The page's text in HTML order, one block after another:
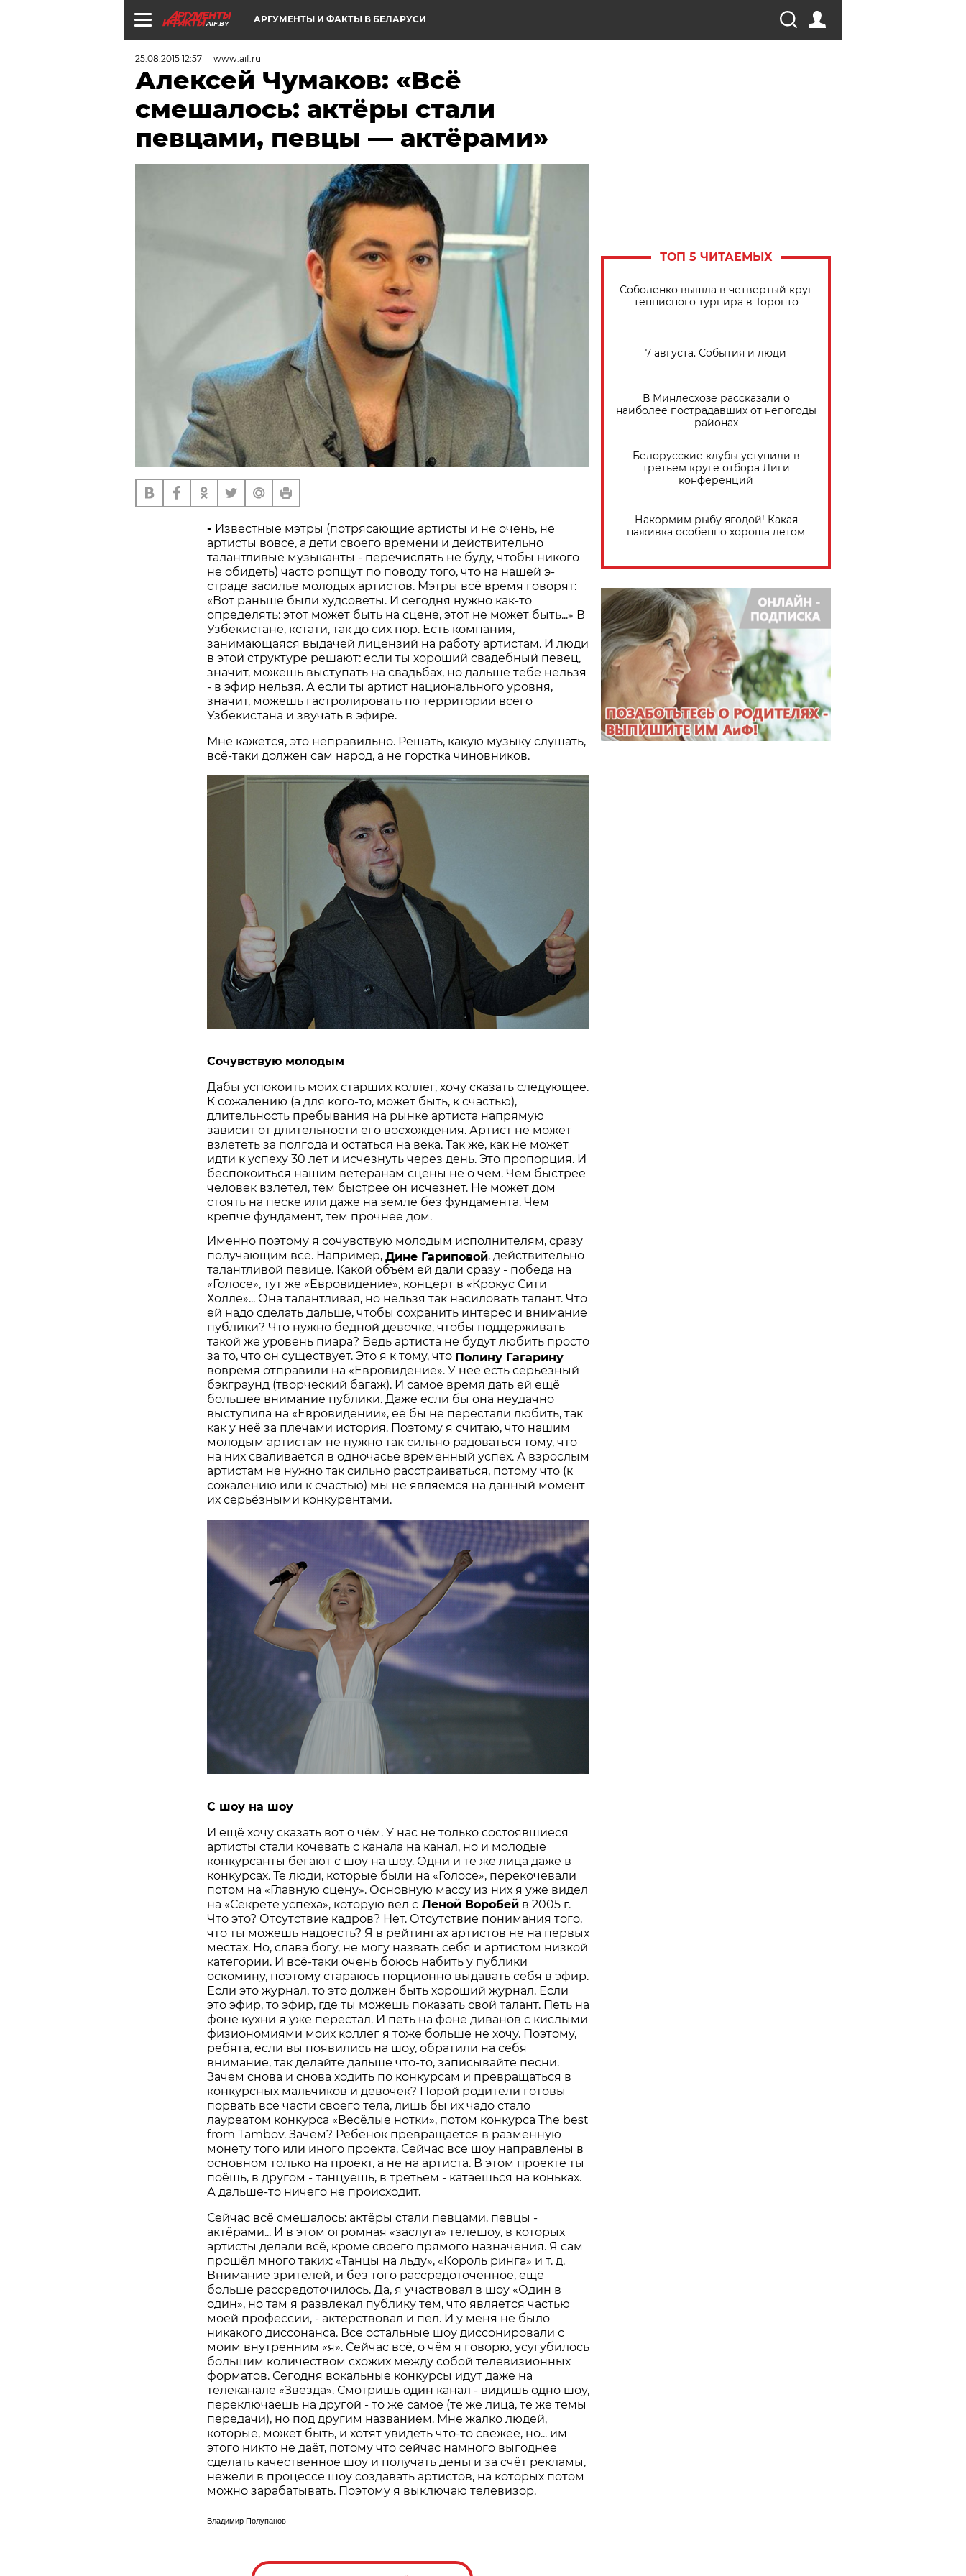
AIF.BY АРГУМЕНТЫ И ФАКТЫ В БЕЛАРУСИ
25.08.2015 12:57 www.aif.ru
Алексей Чумаков: «Всё
смешалось: актёры стали
певцами, певцы — актёрами»
- Известные мэтры (потрясающие артисты и не очень, не
артисты вовсе, а дети своего времени и действительно
талантливые музыканты - перечислять не буду, чтобы никого
не обидеть) часто ропщут по поводу того, что на нашей э­
страде засилье молодых артистов. Мэтры всё время говорят:
«Вот раньше были худсоветы. И сегодня нужно как-то
определять: этот может быть на сцене, этот не может быть...» В
Узбекистане, кстати, так до сих пор. Есть компания,
занимающаяся выдачей лицензий на работу артистам. И люди
в этой структуре решают: если ты хороший свадебный певец,
значит, можешь выступать на свадьбах, но дальше тебе нельзя
- в эфир нельзя. А если ты артист национального уровня,
значит, можешь гастролировать по территории всего
Узбекистана и звучать в эфире.
Мне кажется, это неправильно. Решать, какую музыку слушать,
всё-таки должен сам народ, а не горстка чиновников.
Сочувствую молодым
Дабы успокоить моих старших коллег, хочу сказать следующее.
К сожалению (а для кого-то, может быть, к счастью),
длительность пребывания на рынке артиста напрямую
зависит от длительности его восхождения. Артист не может
взлететь за полгода и остаться на века. Так же, как не может
идти к успеху 30 лет и исчезнуть через день. Это пропорция. И
беспокоиться нашим ветеранам сцены не о чем. Чем быстрее
человек взлетел, тем быстрее он исчезнет. Не может дом
стоять на песке или даже на земле без фундамента. Чем
крепче фундамент, тем проч­нее дом.
Именно поэтому я сочувствую молодым исполнителям, сразу
получающим всё. Например, Дине Гариповой, действительно
талантливой певице. Какой объём ей дали сразу - победа на
«Голосе», тут же «Евровидение», концерт в «Крокус Сити
Холле»... Она талантливая, но нельзя так насиловать талант. Что
ей надо сделать дальше, чтобы сохранить интерес и внимание
публики? Что нужно бедной девочке, чтобы поддерживать
такой же уровень пиара? Ведь артиста не будут любить просто
за то, что он существует. Это я к тому, что Полину Гагарину
вовремя отправили на «Евровидение». У неё есть серьёзный
бэкграунд (творческий багаж). И самое время дать ей ещё
большее внимание публики. Даже если бы она неудачно
выступила на «Евровидении», её бы не перестали любить, так
как у неё за плечами история. Поэтому я считаю, что нашим
молодым артистам не нужно так сильно радоваться тому, что
на них сваливается в одночасье временный успех. А взрослым
артистам не нужно так сильно расстраиваться, потому что (к
сожалению или к счастью) мы не являемся на данный момент
их серьёзными конкурентами.
С шоу на шоу
И ещё хочу сказать вот о чём. У нас не только состоявшиеся
артисты стали кочевать с канала на канал, но и молодые
конкурсанты бегают с шоу на шоу. Одни и те же лица даже в
конкурсах. Те люди, которые были на «Голосе», перекочевали
потом на «Главную сцену». Основную массу из них я уже видел
на «Секрете успеха», которую вёл с Леной Воробей в 2005 г.
Что это? Отсутствие кадров? Нет. Отсутствие понимания того,
что ты можешь надоесть? Я в рейтингах артистов не на первых
местах. Но, слава богу, не могу назвать себя и артистом низкой
категории. И всё-таки очень боюсь набить у публики
оскомину, поэтому стараюсь порционно выдавать себя в эфир.
Если это журнал, то это должен быть хороший журнал. Если
это эфир, то эфир, где ты можешь показать свой талант. Петь на
фоне кухни я уже перестал. И петь на фоне диванов с кислыми
физиономиями моих коллег я тоже больше не хочу. Поэтому,
ребята, если вы появились на шоу, обратили на себя
внимание, так делайте дальше что-то, записывайте песни.
Зачем снова и снова ходить по конкурсам и превращаться в
конкурсных мальчиков и девочек? Порой родители готовы
порвать все части своего тела, лишь бы их чадо стало
лауреатом конкурса «Весёлые нотки», потом конкурса The best
from Tambov. Зачем? Ребёнок превращается в разменную
монету того или иного проекта. Сейчас все шоу направлены в
основном только на проект, а не на артиста. В этом проекте ты
поёшь, в другом - танцуешь, в третьем - катаешься на коньках.
А дальше-то ничего не происходит.
Сейчас всё смешалось: актёры стали певцами, певцы -
актёрами... И в этом огромная «заслуга» телешоу, в которых
артисты делали всё, кроме своего прямого назначения. Я сам
прошёл много таких: «Танцы на льду», «Король ринга» и т. д.
Внимание зрителей, и без того рассредоточенное, ещё
больше рассредоточилось. Да, я участвовал в шоу «Один в
один», но там я развлекал публику тем, что является частью
моей профессии, - актёрствовал и пел. И у меня не было
никакого диссонанса. Все остальные шоу диссонировали с
моим внутренним «я». Сейчас всё, о чём я говорю, усугубилось
большим количеством схожих между собой телевизионных
форматов. Сегодня вокальные конкурсы идут даже на
телеканале «Звезда». Смотришь один канал - видишь одно шоу,
переключаешь на другой - то же самое (те же лица, те же темы
передачи), но под другим названием. Мне жалко людей,
которые, может быть, и хотят увидеть что-то свежее, но... им
этого никто не даёт, потому что сейчас намного выгоднее
сделать качественное шоу и получать деньги за счёт рекламы,
нежели в процессе шоу создавать артистов, на которых потом
можно зарабатывать. Поэтому я выключаю телевизор.
Владимир Полупанов
ТОП 5 ЧИТАЕМЫХ
Соболенко вышла в четвертый круг
теннисного турнира в Торонто
7 августа. События и люди
В Минлесхозе рассказали о
наиболее пострадавших от непогоды
районах
Белорусские клубы уступили в
третьем круге отбора Лиги
конференций
Накормим рыбу ягодой! Какая
наживка особенно хороша летом